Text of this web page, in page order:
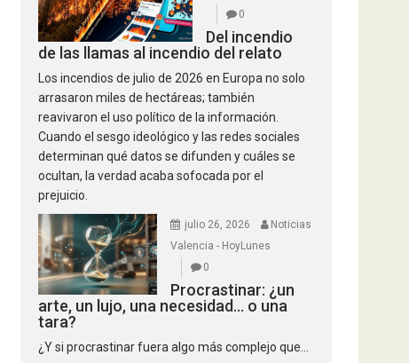
0
Del incendio
de las llamas al incendio del relato
Los incendios de julio de 2026 en Europa no solo
arrasaron miles de hectáreas; también
reavivaron el uso político de la información.
Cuando el sesgo ideológico y las redes sociales
determinan qué datos se difunden y cuáles se
ocultan, la verdad acaba sofocada por el
prejuicio.
julio 26, 2026
Noticias
Valencia - HoyLunes
0
Procrastinar: ¿un
arte, un lujo, una necesidad… o una
tara?
¿Y si procrastinar fuera algo más complejo que...